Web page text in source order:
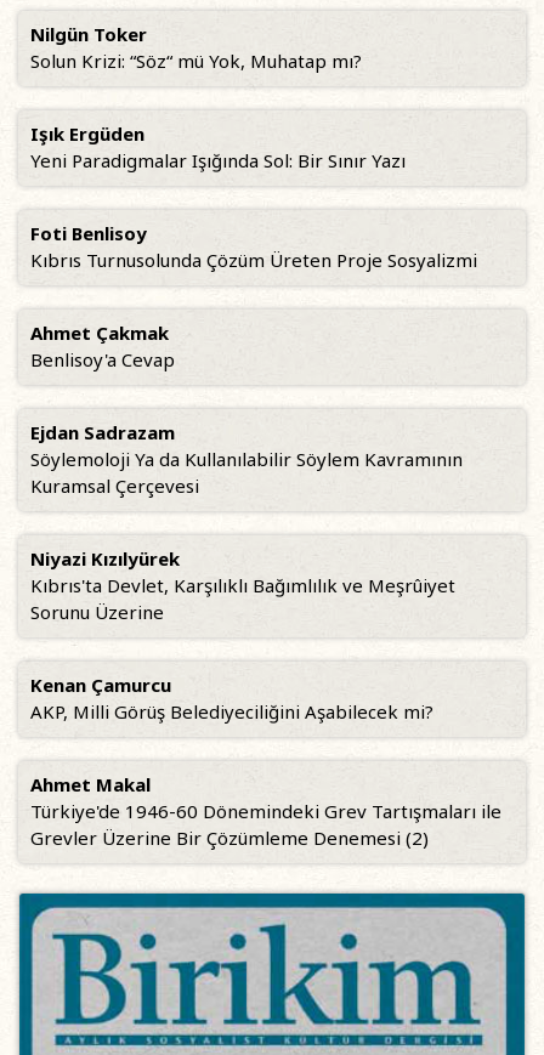
Nilgün Toker
Solun Krizi: “Söz“ mü Yok, Muhatap mı?
Işık Ergüden
Yeni Paradigmalar Işığında Sol: Bir Sınır Yazı
Foti Benlisoy
Kıbrıs Turnusolunda Çözüm Üreten Proje Sosyalizmi
Ahmet Çakmak
Benlisoy'a Cevap
Ejdan Sadrazam
Söylemoloji Ya da Kullanılabilir Söylem Kavramının
Kuramsal Çerçevesi
Niyazi Kızılyürek
Kıbrıs'ta Devlet, Karşılıklı Bağımlılık ve Meşrûiyet
Sorunu Üzerine
Kenan Çamurcu
AKP, Milli Görüş Belediyeciliğini Aşabilecek mi?
Ahmet Makal
Türkiye'de 1946-60 Dönemindeki Grev Tartışmaları ile
Grevler Üzerine Bir Çözümleme Denemesi (2)